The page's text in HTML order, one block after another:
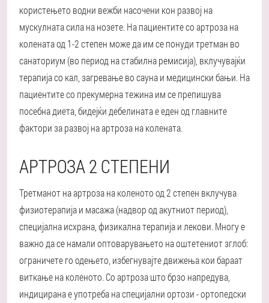
користењето водни вежби насочени кон развој на
мускулната сила на нозете. На пациентите со артроза на
колената од 1-2 степен може да им се понуди третман во
санаториум (во период на стабилна ремисија), вклучувајќи
терапија со кал, загревање во сауна и медицински бањи. На
пациентите со прекумерна тежина им се препишува
посебна диета, бидејќи дебелината е еден од главните
фактори за развој на артроза на колената.
АРТРОЗА 2 СТЕПЕНИ
Третманот на артроза на коленото од 2 степен вклучува
физиотерапија и масажа (надвор од акутниот период),
специјална исхрана, физикална терапија и лекови. Многу е
важно да се намали оптоварувањето на оштетениот зглоб:
ограничете го одењето, избегнувајте движења кои бараат
виткање на коленото. Со артроза што брзо напредува,
индицирана е употреба на специјални ортози - ортопедски